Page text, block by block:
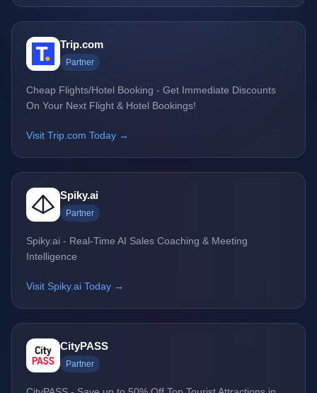
Trip.com
Partner
Cheap Flights/Hotel Booking - Get Immediate Discounts
On Your Next Flight & Hotel Bookings!
Visit Trip.com Today →
Spiky.ai
Partner
Spiky.ai - Real-Time AI Sales Coaching & Meeting
Intelligence
Visit Spiky.ai Today →
CityPASS
Partner